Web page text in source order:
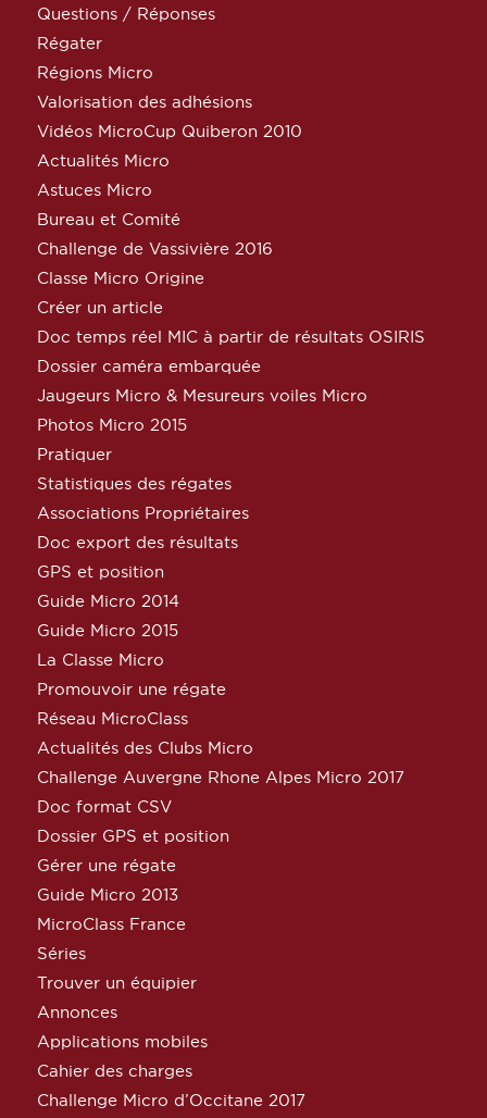
Questions / Réponses
Régater
Régions Micro
Valorisation des adhésions
Vidéos MicroCup Quiberon 2010
Actualités Micro
Astuces Micro
Bureau et Comité
Challenge de Vassivière 2016
Classe Micro Origine
Créer un article
Doc temps réel MIC à partir de résultats OSIRIS
Dossier caméra embarquée
Jaugeurs Micro & Mesureurs voiles Micro
Photos Micro 2015
Pratiquer
Statistiques des régates
Associations Propriétaires
Doc export des résultats
GPS et position
Guide Micro 2014
Guide Micro 2015
La Classe Micro
Promouvoir une régate
Réseau MicroClass
Actualités des Clubs Micro
Challenge Auvergne Rhone Alpes Micro 2017
Doc format CSV
Dossier GPS et position
Gérer une régate
Guide Micro 2013
MicroClass France
Séries
Trouver un équipier
Annonces
Applications mobiles
Cahier des charges
Challenge Micro d’Occitane 2017